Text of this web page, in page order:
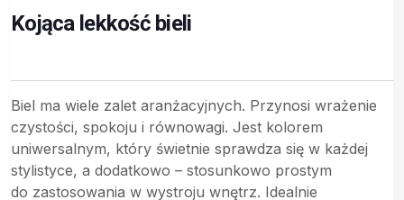
Kojąca lekkość bieli
Biel ma wiele zalet aranżacyjnych. Przynosi wrażenie
czystości, spokoju i równowagi. Jest kolorem
uniwersalnym, który świetnie sprawdza się w każdej
stylistyce, a dodatkowo – stosunkowo prostym
do zastosowania w wystroju wnętrz. Idealnie